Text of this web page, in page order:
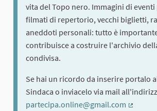
vita del Topo nero. Immagini di
filmati di repertorio, vecchi biglietti,
aneddoti personali: tutto è
contribuisce a costruire l'archivio
condivisa.
Se hai un ricordo da inserire portalo
Sindaca o inviacelo via mail
partecipa.online@gmail.com